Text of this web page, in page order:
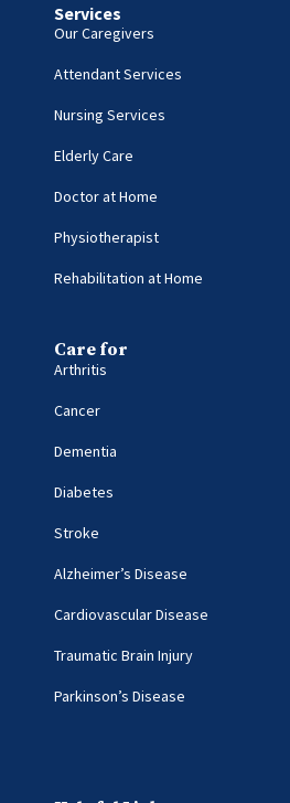
Services
Our Caregivers
Attendant Services
Nursing Services
Elderly Care
Doctor at Home
Physiotherapist
Rehabilitation at Home
Care for
Arthritis
Cancer
Dementia
Diabetes
Stroke
Alzheimer’s Disease
Cardiovascular Disease
Traumatic Brain Injury
Parkinson’s Disease